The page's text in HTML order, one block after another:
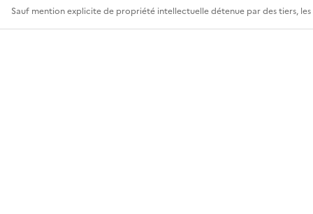
Sauf mention explicite de propriété intellectuelle détenue par des tiers,